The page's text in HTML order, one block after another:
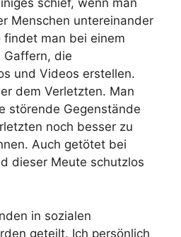
schief, wenn man
Menschen untereinander
findet man bei einem
Gaffern, die
und Videos erstellen.
dem Verletzten. Man
störende Gegenstände
noch besser zu
Auch getötet bei
dieser Meute schutzlos
in sozialen
geteilt. Ich persönlich